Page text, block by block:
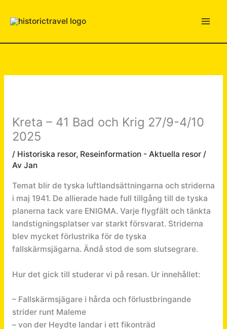
Kreta – 41 Bad och Krig 27/9-4/10
2025
/ Historiska resor, Reseinformation - Aktuella resor/
Av Jan
Temat blir de tyska luftlandsättningarna och striderna
i maj 1941. De allierade hade full tillgång till de tyska
planerna tack vare ENIGMA. Varje flygfält och tänkta
landstigningsplatser var starkt försvarat. Striderna
blev mycket förlustrika för de tyska
fallskärmsjägarna. Ändå stod de som slutsegrare.
Hur det gick till studerar vi på resan. Ur innehållet:
– Fallskärmsjägare i hårda och förlustbringande
strider runt Maleme
– von der Heydte landar i ett fikonträd